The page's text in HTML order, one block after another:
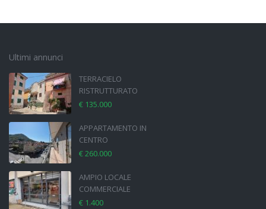
Ultimi annunci
TERRACIELO
RISTRUTTURATO
€ 135.000
APPARTAMENTO IN
CENTRO
€ 260.000
AMPIO LOCALE
COMMERCIALE
€ 1.400